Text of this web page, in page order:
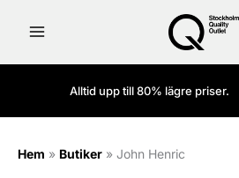
Alltid upp till 80% lägre priser.
Hem » Butiker » John Henric